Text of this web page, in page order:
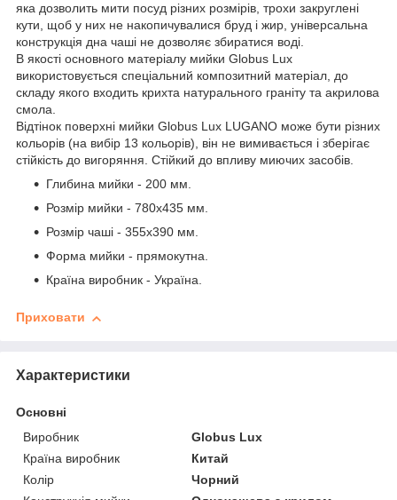
яка дозволить мити посуд різних розмірів, трохи закруглені
кути, щоб у них не накопичувалися бруд і жир, універсальна
конструкція дна чаші не дозволяє збиратися воді.
В якості основного матеріалу мийки Globus Lux
використовується спеціальний композитний матеріал, до
складу якого входить крихта натурального граніту та акрилова
смола.
Відтінок поверхні мийки Globus Lux LUGANO може бути різних
кольорів (на вибір 13 кольорів), він не вимивається і зберігає
стійкість до вигоряння. Стійкий до впливу миючих засобів.
Глибина мийки - 200 мм.
Розмір мийки - 780х435 мм.
Розмір чаші - 355х390 мм.
Форма мийки - прямокутна.
Країна виробник - Україна.
Приховати
Характеристики
Основні
Виробник
Globus Lux
Країна виробник
Китай
Колір
Чорний